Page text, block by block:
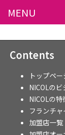
Contents
トップペー
NICOLのビ
NICOLの特
フランチャ
加盟店一覧
MENU